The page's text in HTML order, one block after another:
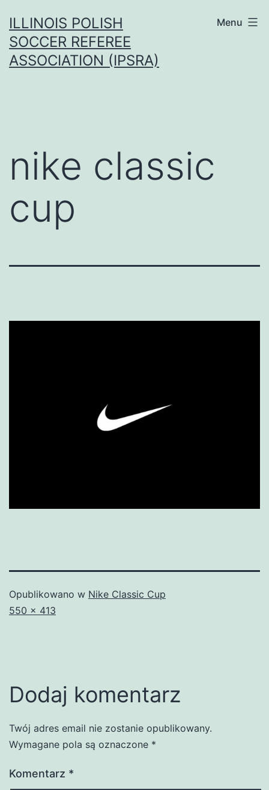
do
treści
ILLINOIS POLISH
SOCCER REFEREE
ASSOCIATION (IPSRA)
Menu
nike classic
cup
Opublikowano w Nike Classic Cup
Pełny
550 × 413
Dodaj komentarz
Twój adres email nie zostanie opublikowany.
Wymagane pola są oznaczone *
Komentarz *